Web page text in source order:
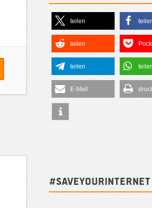
teilen
teilen
teilen
E-Mail
#SAVEYOURINTERNET